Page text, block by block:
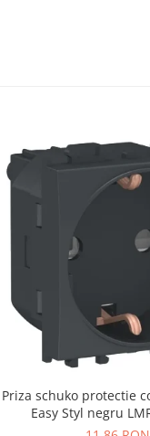
Priza schuko protectie
Easy Styl negru